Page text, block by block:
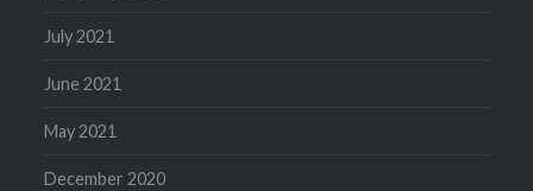
July 2021
June 2021
May 2021
December 2020